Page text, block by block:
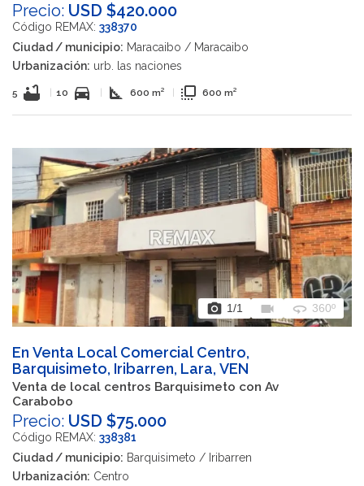
Precio: USD $420.000
Código REMAX: 338370
Ciudad / municipio: Maracaibo / Maracaibo
Urbanización: urb. las naciones
5 bathtub 10 directions_car square_foot 600 m² flip_to_front 600 m²
photo_camera 1/1 videocam 360 360º
En Venta Local Comercial Centro,
Barquisimeto, Iribarren, Lara, VEN
Venta de local centros Barquisimeto con Av
Carabobo
Precio: USD $75.000
Código REMAX: 338381
Ciudad / municipio: Barquisimeto / Iribarren
Urbanización: Centro